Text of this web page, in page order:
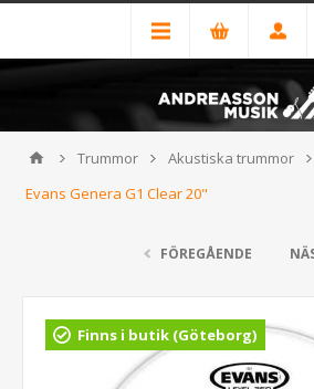
Trummor Akustiska trummor
Evans Genera G1 Clear 20"
FÖREGÅENDE
Finns i butik (Göteborg)